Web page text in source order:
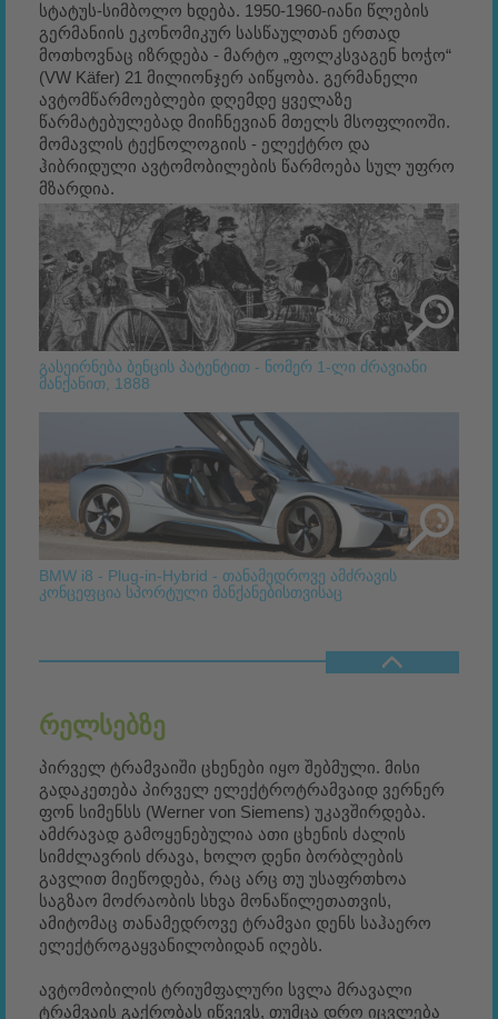
სტატუს-სიმბოლო ხდება. 1950-1960-იანი წლების
გერმანიის ეკონომიკურ სასწაულთან ერთად
მოთხოვნაც იზრდება - მარტო „ფოლკსვაგენ ხოჭო“
(VW Käfer) 21 მილიონჯერ აიწყობა. გერმანელი
ავტომწარმოებლები დღემდე ყველაზე
წარმატებულებად მიიჩნევიან მთელს მსოფლიოში.
მომავლის ტექნოლოგიის - ელექტრო და
ჰიბრიდული ავტომობილების წარმოება სულ უფრო
მზარდია.
გასეირნება ბენცის პატენტით - ნომერ 1-ლი ძრავიანი
მანქანით, 1888
BMW i8 - Plug-in-Hybrid - თანამედროვე ამძრავის
კონცეფცია სპორტული მანქანებისთვისაც
ᲠᲔᲚᲡᲔᲑᲖᲔ
პირველ ტრამვაიში ცხენები იყო შებმული. მისი
გადაკეთება პირველ ელექტროტრამვაიდ ვერნერ
ფონ სიმენსს (Werner von Siemens) უკავშირდება.
ამძრავად გამოყენებულია ათი ცხენის ძალის
სიმძლავრის ძრავა, ხოლო დენი ბორბლების
გავლით მიეწოდება, რაც არც თუ უსაფრთხოა
საგზაო მოძრაობის სხვა მონაწილეთათვის,
ამიტომაც თანამედროვე ტრამვაი დენს საჰაერო
ელექტროგაყვანილობიდან იღებს.
ავტომობილის ტრიუმფალური სვლა მრავალი
ტრამვაის გაქრობას იწვევს, თუმცა დრო იცვლება